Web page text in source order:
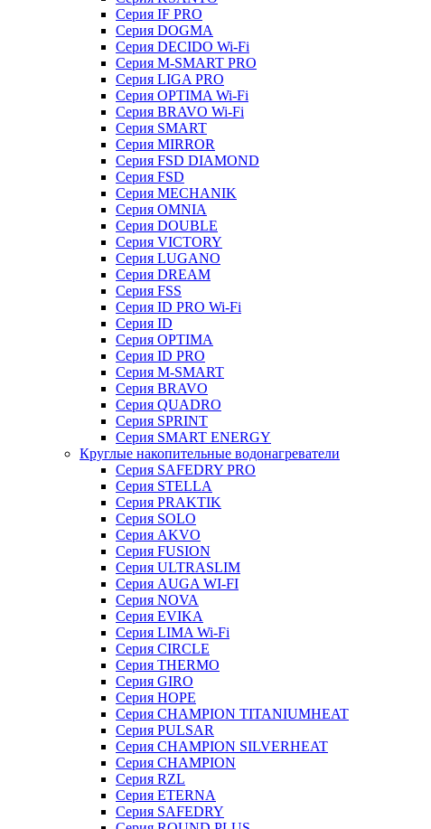
Серия IF PRO
Серия DOGMA
Серия DECIDO Wi-Fi
Серия M-SMART PRO
Серия LIGA PRO
Серия OPTIMA Wi-Fi
Серия BRAVO Wi-Fi
Серия SMART
Серия MIRROR
Серия FSD DIAMOND
Серия FSD
Серия MECHANIK
Серия OMNIA
Серия DOUBLE
Серия VICTORY
Серия LUGANO
Серия DREAM
Серия FSS
Серия ID PRO Wi-Fi
Серия ID
Серия OPTIMA
Серия ID PRO
Серия M-SMART
Серия BRAVO
Серия QUADRO
Серия SPRINT
Серия SMART ENERGY
Круглые накопительные водонагреватели
Серия SAFEDRY PRO
Серия STELLA
Серия PRAKTIK
Серия SOLO
Серия AKVO
Серия FUSION
Серия ULTRASLIM
Серия AUGA WI-FI
Серия NOVA
Серия EVIKA
Серия LIMA Wi-Fi
Серия CIRCLE
Серия THERMO
Серия GIRO
Серия HOPE
Серия CHAMPION TITANIUMHEAT
Серия PULSAR
Серия CHAMPION SILVERHEAT
Серия CHAMPION
Серия RZL
Серия ETERNA
Серия SAFEDRY